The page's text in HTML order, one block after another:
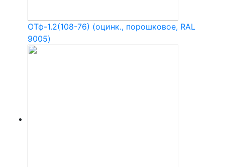
ОТф-1.2(108-76) (оцинк., порошковое, RAL
9005)